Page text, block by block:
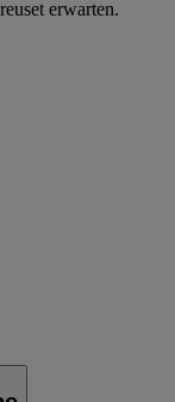
erwarten.